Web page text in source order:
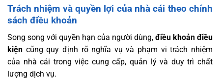
Trách nhiệm và quyền lợi của nhà cái theo chính
sách điều khoản
Song song với quyền hạn của người dùng, điều khoản điều
kiện cũng quy định rõ nghĩa vụ và phạm vi trách nhiệm
của nhà cái trong việc cung cấp, quản lý và duy trì chất
lượng dịch vụ.